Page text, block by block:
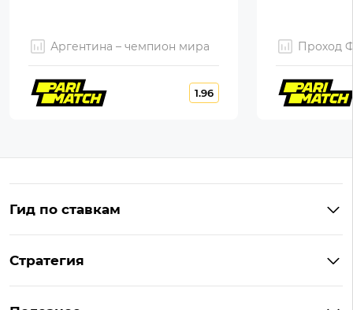
Аргентина – чемпион мира
1.96
Проход
Гид по ставкам
Что значит «чет» и «нечет»
Стратегия